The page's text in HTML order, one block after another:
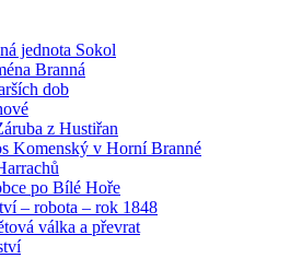
jednota Sokol
Branná
dob
z Hustiřan
Komenský v Horní Branné
po Bílé Hoře
– robota – rok 1848
válka a převrat